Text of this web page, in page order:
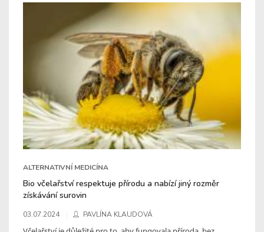
ALTERNATIVNÍ MEDICÍNA
Bio včelařství respektuje přírodu a nabízí jiný rozměr
získávání surovin
03.07.2024 PAVLÍNA KLAUDOVÁ